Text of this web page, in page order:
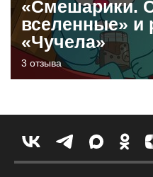
«Смешарики.
вселенные» и
«Чучела»
3 отзыва